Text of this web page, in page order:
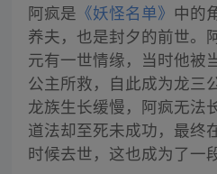
阿疯是 《妖怪名单》 中的
养夫，也是封夕的前世。
元有一世情缘，当时他被
公主所救，自此成为龙三
龙族生长缓慢，阿疯无法
道法却至死未成功，最终
时候去世，这也成为了一